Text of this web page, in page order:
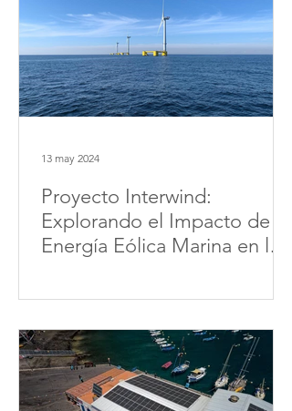
Proyecto Interwind:
Explorando el Impacto de la
Energía Eólica Marina en los
Canarias
13 may 2024